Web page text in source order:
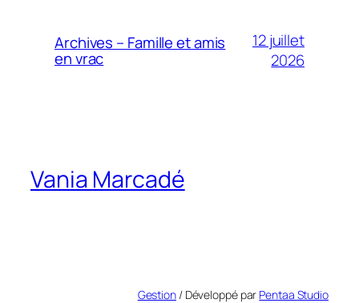
Archives – Famille et amis
en vrac
12 juillet
2026
Vania Marcadé
Gestion/ Développé par Pentaa Studio